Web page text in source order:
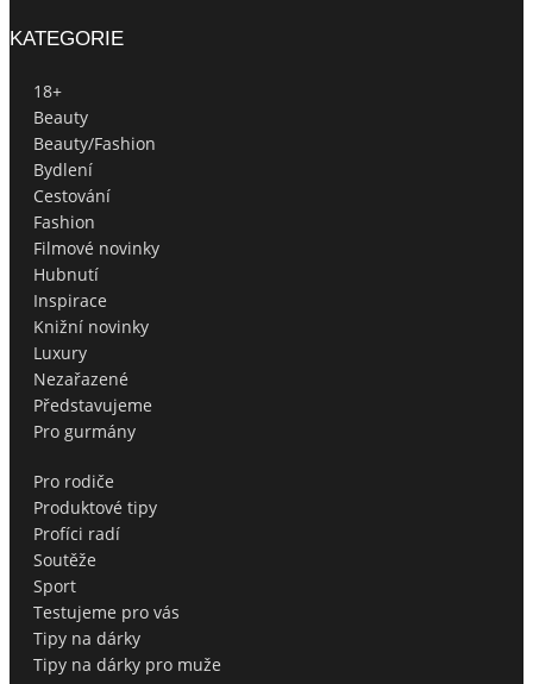
KATEGORIE
18+
Beauty
Beauty/Fashion
Bydlení
Cestování
Fashion
Filmové novinky
Hubnutí
Inspirace
Knižní novinky
Luxury
Nezařazené
Představujeme
Pro gurmány
Pro rodiče
Produktové tipy
Profíci radí
Soutěže
Sport
Testujeme pro vás
Tipy na dárky
Tipy na dárky pro muže